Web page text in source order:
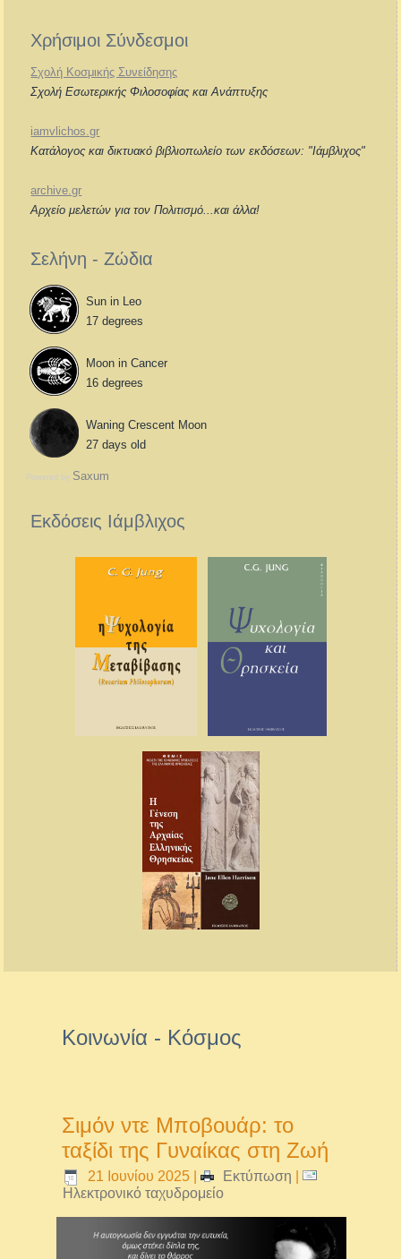
Χρήσιμοι Σύνδεσμοι
Σχολή Κοσμικής Συνείδησης
Σχολή Εσωτερικής Φιλοσοφίας και Ανάπτυξης
iamvlichos.gr
Κατάλογος και δικτυακό βιβλιοπωλείο των εκδόσεων: "Ιάμβλιχος"
archive.gr
Αρχείο μελετών για τον Πολιτισμό...και άλλα!
Σελήνη - Ζώδια
Sun in Leo
17 degrees
Moon in Cancer
16 degrees
Waning Crescent Moon
27 days old
Powered by Saxum
Εκδόσεις Ιάμβλιχος
Κοινωνία - Κόσμος
Σιμόν ντε Μποβουάρ: το
ταξίδι της Γυναίκας στη Ζωή
21 Ιουνίου 2025 | Εκτύπωση
Ηλεκτρονικό ταχυδρομείο